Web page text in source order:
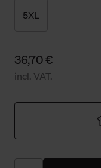
5XL
36,70 €
incl. VAT.